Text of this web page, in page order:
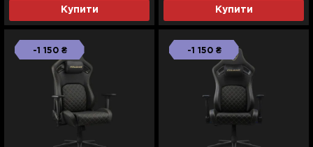
Купити Купити
-1 150 ₴ -1 150 ₴